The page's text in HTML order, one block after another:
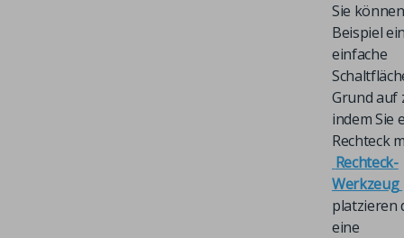
Sie
Beispiel
einfache
Grund auf
indem Sie
Rechteck
Rechteck-
Werkzeug
platzieren
eine